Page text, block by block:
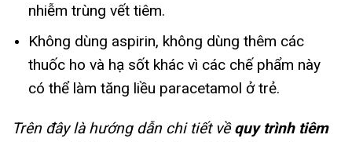
nhiễm trùng vết tiêm.
Không dùng aspirin, không dùng thêm các
thuốc ho và hạ sốt khác vì các chế phẩm này
có thể làm tăng liều paracetamol ở trẻ.
Trên đây là hướng dẫn chi tiết vềquy trình tiêm